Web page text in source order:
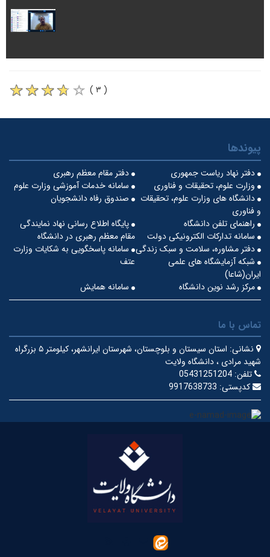
( ۳ )
پیوندها
دفتر مقام معظم رهبری
دفتر نهاد ریاست جمهوری
سامانه خدمات آموزشی وزارت علوم
وزارت علوم، تحقیقات و فناوری
صندوق رفاه دانشجویان
دانشگاه های وزارت علوم، تحقیقات
و فناوری
پایگاه اطلاع رسانی نهاد نمایندگی
مقام معظم رهبری در دانشگاه
راهنمای تلفن دانشگاه
سامانه تدارکات الکترونیکی دولت
سامانه پاسخگویی به شکایات وزارت
عتف
دفتر مشاوره، سلامت و سبک زندگی
شبکه آزمایشگاه های علمی
ایران(شاعا)
سامانه همایش
مرکز رشد نوین دانشگاه
تماس با ما
نشانی:
استان سیستان و بلوچستان، شهرستان ایرانشهر، کیلومتر ۵ بزرگراه
شهید مرادی ، دانشگاه ولایت
تلفن: 05431251204
کدپستی: 9917638733